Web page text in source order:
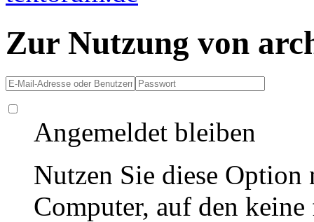
Zur Nutzung von
Angemeldet bleiben
Nutzen Sie diese
Computer, auf den